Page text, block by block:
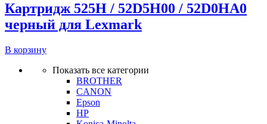
Картридж 525H / 52D5H00 / 52D0HA0
черный для Lexmark
В корзину
Показать все категории
BROTHER
CANON
Epson
HP